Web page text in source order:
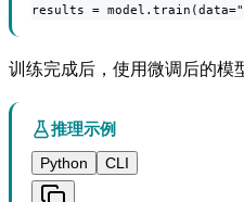
results =
训练完成后，使用微调后的模
推理示例
Python
CLI